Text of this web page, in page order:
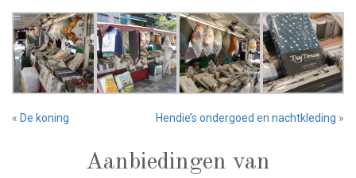
« De koning Hendie’s ondergoed en nachtkleding »
Aanbiedingen van